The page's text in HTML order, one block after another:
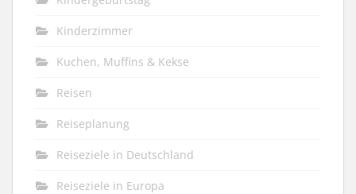
Kinderzimmer
Kuchen, Muffins & Kekse
Reisen
Reiseplanung
Reiseziele in Deutschland
Reiseziele in Europa